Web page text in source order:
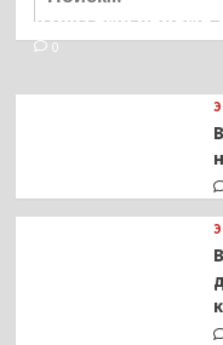
будут
продаваться
пунктами приёма
0